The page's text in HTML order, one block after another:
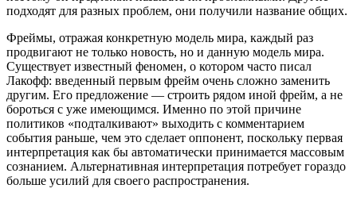
подходят для разных проблем, они получили название общих.
Фреймы, отражая конкретную модель мира, каждый раз
продвигают не только новость, но и данную модель мира.
Существует известный феномен, о котором часто писал
Лакофф: введенный первым фрейм очень сложно заменить
другим. Его предложение — строить рядом иной фрейм, а не
бороться с уже имеющимся. Именно по этой причине
политиков «подталкивают» выходить с комментарием
события раньше, чем это сделает оппонент, поскольку первая
интерпретация как бы автоматически принимается массовым
сознанием. Альтернативная интерпретация потребует гораздо
больше усилий для своего распространения.